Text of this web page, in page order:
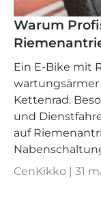
Warum
Ein E‑Bike mit
wartungsärmer
Kettenrad.
und
auf
CenKikko | 31